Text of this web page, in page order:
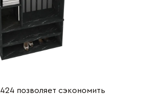
позволяет сэкономить